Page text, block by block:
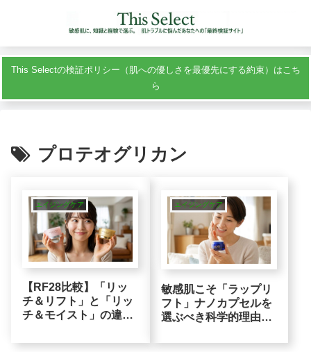
This Selectの検証ポリシー（肌への優しさを最優先にする約束）はこち
ら
プロテオグリカン
エイジングケア
【RF28比較】「リッ
チ＆リフト」と「リッ
チ＆モイスト」の違い
使い分け
エイジングケア
敏感肌こそ「ラップリ
フト」ナノカプセルを
選ぶべき科学的理由！
ぜ実感しにくいか？？